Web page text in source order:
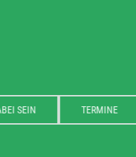
DABEI SEIN